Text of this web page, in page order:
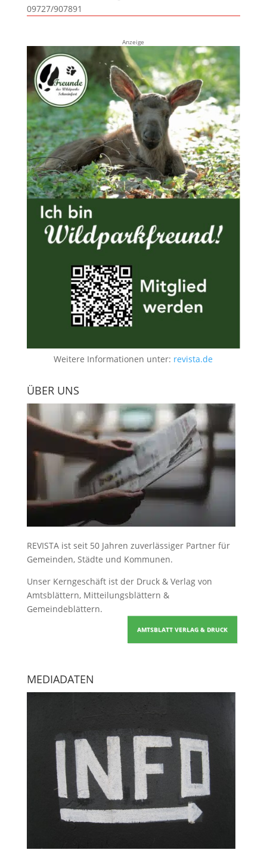
09727/907891
Anzeige
Weitere Informationen unter: revista.de
ÜBER UNS
REVISTA ist seit 50 Jahren zuverlässiger Partner für
Gemeinden, Städte und Kommunen.
Unser Kerngeschäft ist der Druck & Verlag von
Amtsblättern, Mitteilungsblättern &
Gemeindeblättern.
AMTSBLATT VERLAG & DRUCK
MEDIADATEN